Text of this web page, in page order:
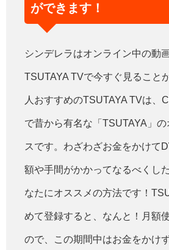
ができます！
シンデレラはオンライン中の動
TSUTAYA TVで今すぐ見ること
人おすすめのTSUTAYA TVは、
で昔から有名な「TSUTAYA」
スです。わざわざお金をかけて
額や手間がかかってなるべくし
なたにオススメの方法です！
めて登録すると、なんと！月額
ので、この期間中はお金をかけ